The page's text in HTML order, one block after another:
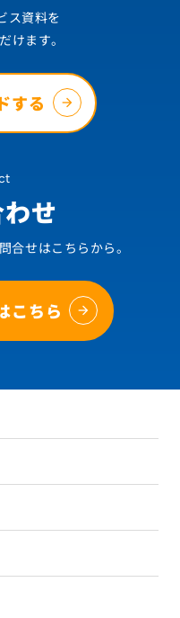
ス資料を
けます。
する
せ
合せはこちらから。
こちら